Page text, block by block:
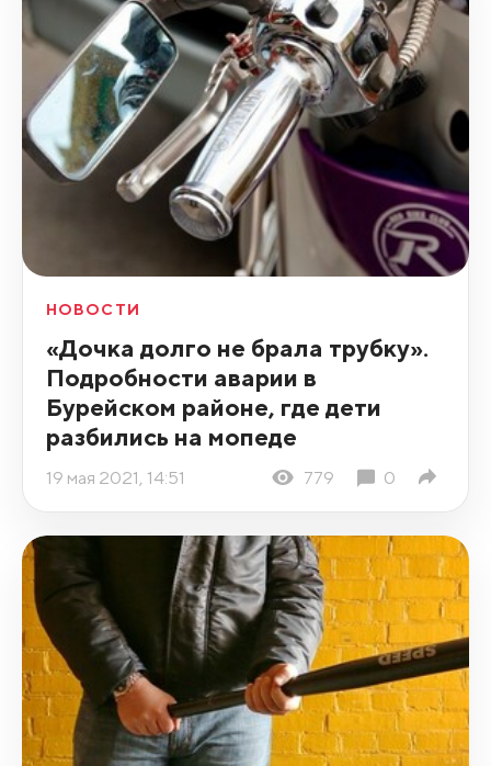
НОВОСТИ
«Дочка долго не брала трубку».
Подробности аварии в
Бурейском районе, где дети
разбились на мопеде
19 мая 2021, 14:51 779 0